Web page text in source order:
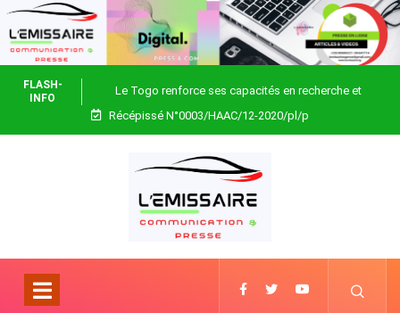
FLASH-
INFO
Le Togo renforce ses capacités en recherche et
biotechnologie
Récépissé N°0003/HAAC/12-2020/pl/p